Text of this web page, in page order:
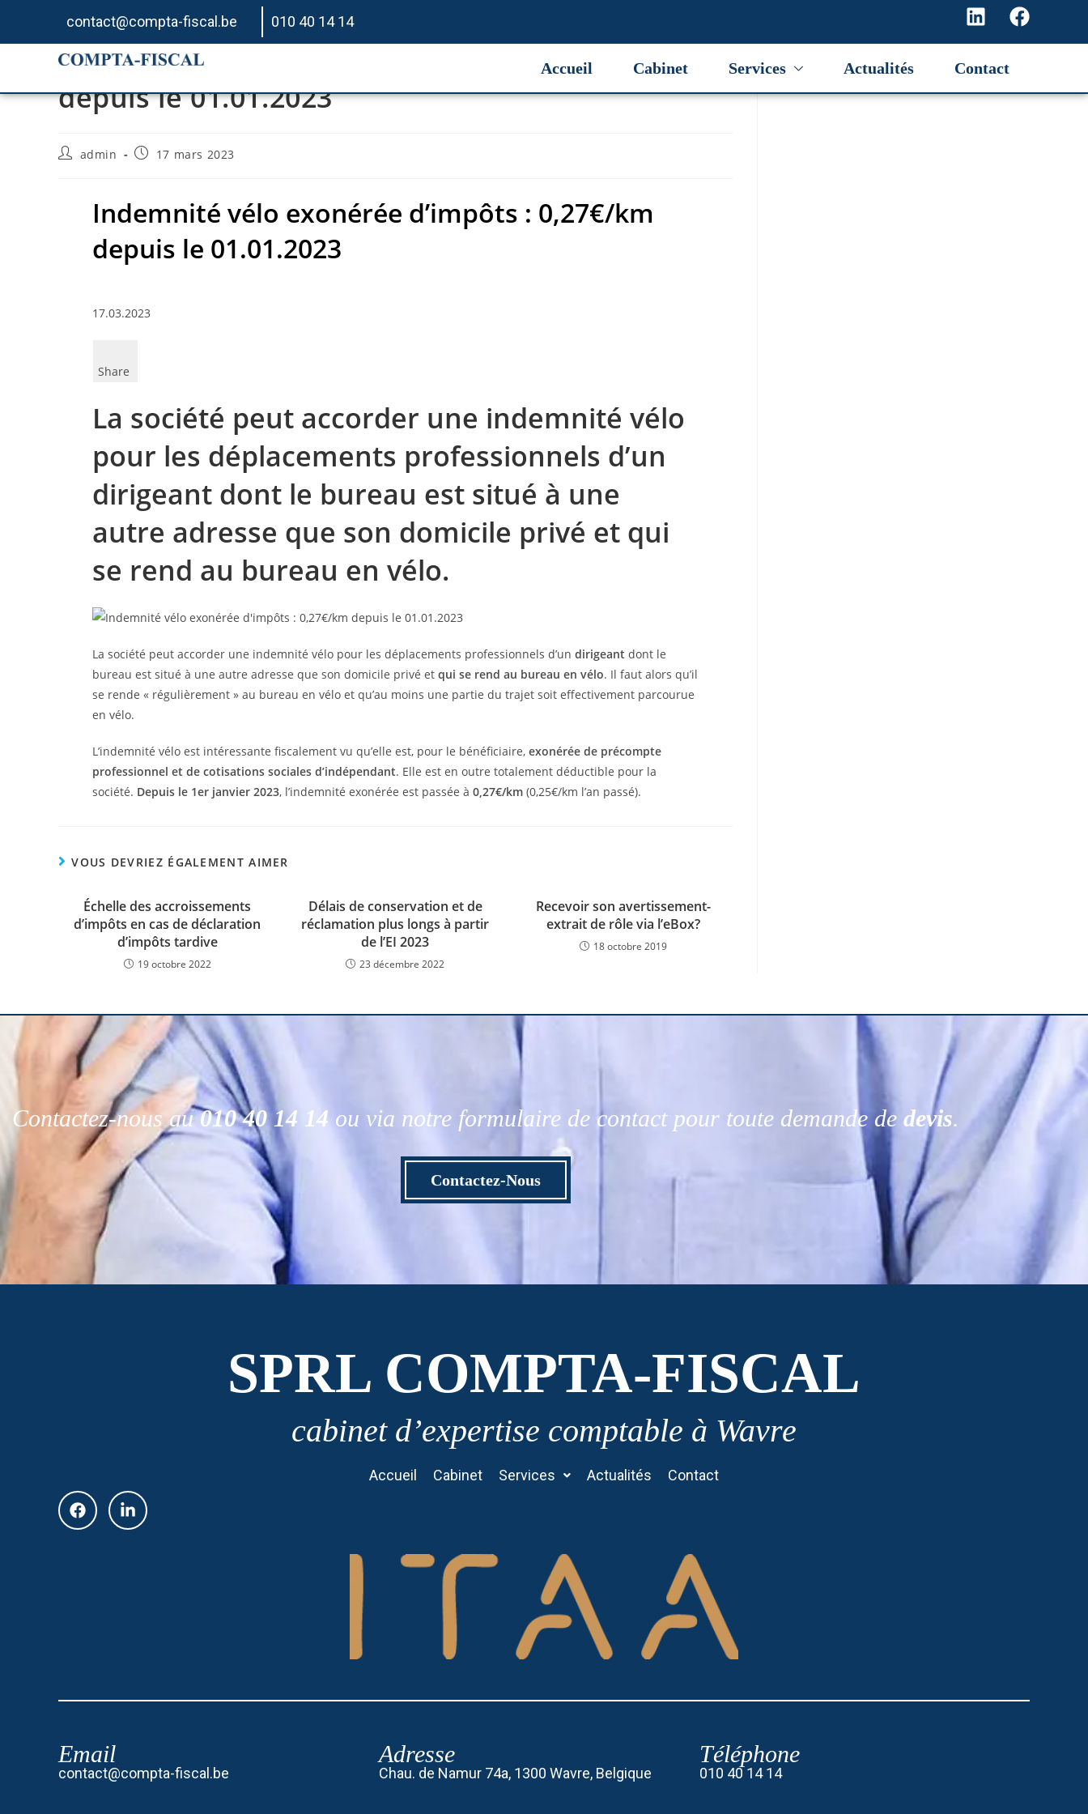
contact@compta-fiscal.be 010 40 14 14
Accueil Cabinet Services Actualités Contact
Indemnité vélo exonérée d’impôts : 0,27€/km
depuis le 01.01.2023
admin 17 mars 2023
Indemnité vélo exonérée d’impôts : 0,27€/km
depuis le 01.01.2023
17.03.2023
Share
La société peut accorder une indemnité vélo
pour les déplacements professionnels d’un
dirigeant dont le bureau est situé à une
autre adresse que son domicile privé et qui
se rend au bureau en vélo.
La société peut accorder une indemnité vélo pour les déplacements professionnels d’un dirigeant dont le
bureau est situé à une autre adresse que son domicile privé et qui se rend au bureau en vélo. Il faut alors qu’il
se rende « régulièrement » au bureau en vélo et qu’au moins une partie du trajet soit effectivement parcourue
en vélo.
L’indemnité vélo est intéressante fiscalement vu qu’elle est, pour le bénéficiaire, exonérée de précompte
professionnel et de cotisations sociales d’indépendant. Elle est en outre totalement déductible pour la
société. Depuis le 1er janvier 2023, l’indemnité exonérée est passée à 0,27€/km (0,25€/km l’an passé).
VOUS DEVRIEZ ÉGALEMENT AIMER
Échelle des accroissements
d’impôts en cas de déclaration
d’impôts tardive
19 octobre 2022
Délais de conservation et de
réclamation plus longs à partir
de l’EI 2023
23 décembre 2022
Recevoir son avertissement-
extrait de rôle via l’eBox?
18 octobre 2019
Contactez-nous au010 40 14 14 ou via notre formulaire de contact pour toute demande de devis.
Contactez-Nous
SPRL COMPTA-FISCAL
cabinet d’expertise comptable à Wavre
Accueil Cabinet Services Actualités Contact
Email
contact@compta-fiscal.be
Adresse
Chau. de Namur 74a, 1300 Wavre, Belgique
Téléphone
010 40 14 14